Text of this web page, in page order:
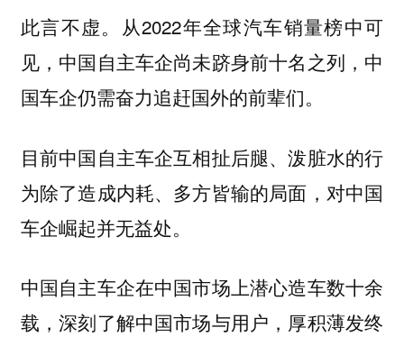
此言不虚。从2022年全球汽车销量榜中可
见，中国自主车企尚未跻身前十名之列，中
国车企仍需奋力追赶国外的前辈们。
目前中国自主车企互相扯后腿、泼脏水的行
为除了造成内耗、多方皆输的局面，对中国
车企崛起并无益处。
中国自主车企在中国市场上潜心造车数十余
载，深刻了解中国市场与用户，厚积薄发终